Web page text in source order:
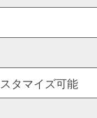
タマイズ可能